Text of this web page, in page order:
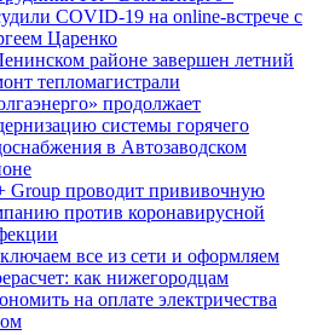
COVID-19 на online-встрече с
Царенко
районе завершен летний
тепломагистрали
продолжает
системы горячего
в Автозаводском
Group проводит прививочную
против коронавирусной
все из сети и оформляем
как нижегородцам
на оплате электричества